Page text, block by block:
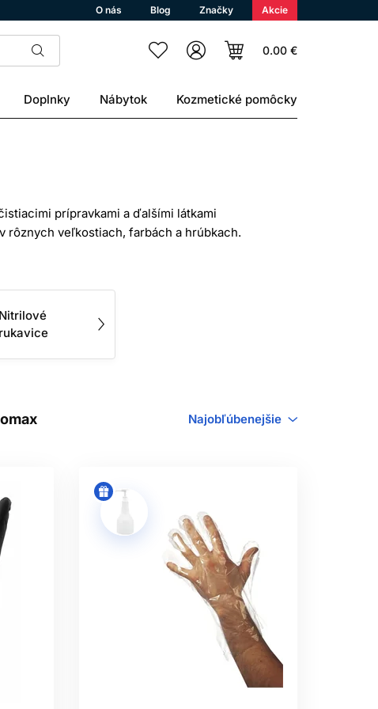
O nás Blog Značky Akcie
0.00 €
Doplnky Nábytok Kozmetické pomôcky
prípravkami a ďalšími látkami
rôznych veľkostiach, farbách a hrúbkach.
dĺžka kontaktu, potrebný cit v
Pred použitím si prečítajte pokyny
rukavíc.
materiálu nezaručuje vhodnosť pre
však môže vyvolať alergickú reakciu.
alergii zvoľte vhodnú bezlatexovú
zodpovedá použitiu. Na náročnejšiu
sa nadmerne napína a unavuje ruku,
líšia, preto sa riaďte tabuľkou výrobcu.
Nitrilové
rukavice
Najobľúbenejšie